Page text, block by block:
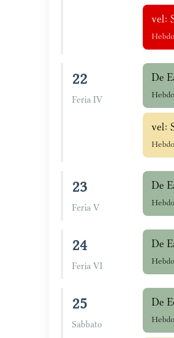
vel:
22
Feria IV
De
vel:
23
Feria V
De
24
Feria VI
De
25
Sabbato
De